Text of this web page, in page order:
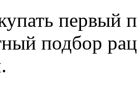
первый
подбор